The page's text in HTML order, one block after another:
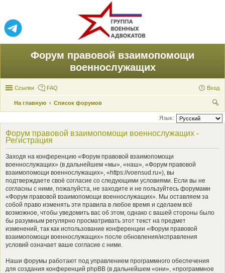
Форум правовой взаимопомощи
военнослужащих
Ссылки FAQ Вход
На главную
Список форумов
ои
Язык:
Форум правовой взаимопомощи военнослужащих -
Регистрация
Заходя на конференцию «Форум правовой взаимопомощи
военнослужащих» (в дальнейшем «мы», «наш», «Форум правовой
взаимопомощи военнослужащих», «https://voensud.ru»), вы
подтверждаете своё согласие со следующими условиями. Если вы не
согласны с ними, пожалуйста, не заходите и не пользуйтесь форумами
«Форум правовой взаимопомощи военнослужащих». Мы оставляем за
собой право изменять эти правила в любое время и сделаем всё
возможное, чтобы уведомить вас об этом, однако с вашей стороны было
бы разумным регулярно просматривать этот текст на предмет
изменений, так как использование конференции «Форум правовой
взаимопомощи военнослужащих» после обновления/исправления
условий означает ваше согласие с ними.
Наши форумы работают под управлением программного обеспечения
для создания конференций phpBB (в дальнейшем «они», «программное